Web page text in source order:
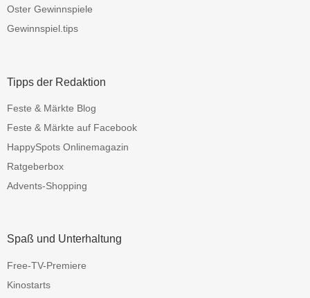
Oster Gewinnspiele
Gewinnspiel.tips
Tipps der Redaktion
Feste & Märkte Blog
Feste & Märkte auf Facebook
HappySpots Onlinemagazin
Ratgeberbox
Advents-Shopping
Spaß und Unterhaltung
Free-TV-Premiere
Kinostarts